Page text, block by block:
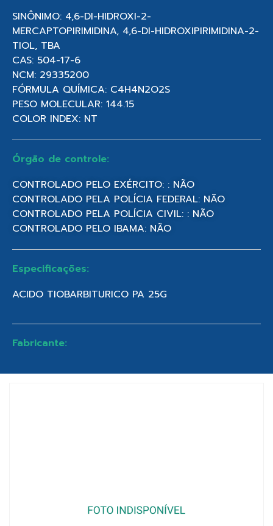
SINÔNIMO: 4,6-DI-HIDROXI-2-
MERCAPTOPIRIMIDINA, 4,6-DI-HIDROXIPIRIMIDINA-2-
TIOL, TBA
CAS: 504-17-6
NCM: 29335200
FÓRMULA QUÍMICA: C4H4N2O2S
PESO MOLECULAR: 144.15
COLOR INDEX: NT
Órgão de controle:
CONTROLADO PELO EXÉRCITO: : NÃO
CONTROLADO PELA POLÍCIA FEDERAL: NÃO
CONTROLADO PELA POLÍCIA CIVIL: : NÃO
CONTROLADO PELO IBAMA: NÃO
Especificações:
ACIDO TIOBARBITURICO PA 25G
Fabricante: